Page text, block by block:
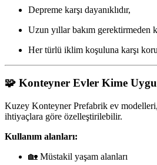
Depreme karşı dayanıklıdır,
Uzun yıllar bakım gerektirmeden
Her türlü iklim koşuluna karşı
🧩 Konteyner Evler Kime
Kuzey Konteyner Prefabrik ev
ihtiyaçlara göre özelleştirilebilir.
Kullanım alanları:
🏡 Müstakil yaşam alanları